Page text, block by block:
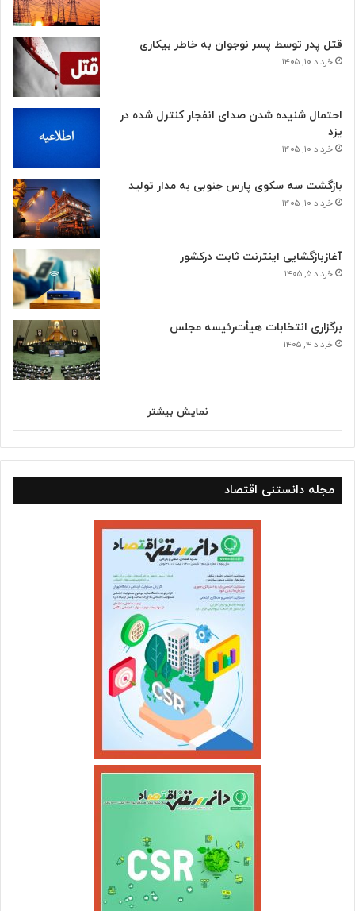
قتل پدر توسط پسر نوجوان به خاطر بیکاری
خرداد ۱۰, ۱۴۰۵
احتمال شنیده شدن صدای انفجار کنترل شده در
یزد
خرداد ۱۰, ۱۴۰۵
بازگشت سه سکوی پارس جنوبی به مدار تولید
خرداد ۱۰, ۱۴۰۵
آغازبازگشایی اینترنت ثابت درکشور
خرداد ۵, ۱۴۰۵
برگزاری انتخابات هیأت‌رئیسه مجلس
خرداد ۴, ۱۴۰۵
نمایش بیشتر
مجله دانستنی اقتصاد